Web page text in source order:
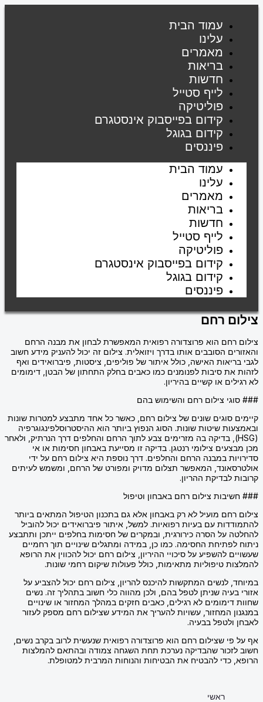
דילוג
עמוד הבית
עלינו
מאמרים
בריאות
חדשות
לייף סטייל
פוליטיקה
קידום בפייסבוק אינסטגרם
קידום בגוגל
פיננסים
עמוד הבית
עלינו
מאמרים
בריאות
חדשות
לייף סטייל
פוליטיקה
קידום בפייסבוק אינסטגרם
קידום בגוגל
פיננסים
צילום רחם
צילום רחם הוא פרוצדורה רפואית המאפשרת לבחון את מבנה הרחם
והאזורים הסובבים אותו בדרך ויזואלית. צילום זה יכול להעניק מידע חשוב
לגבי בריאות האישה, כולל איתור של פוליפים, ציסטות, פיברואידים ואף
לזהות את סיבות לפנומנים כמו כאבים בחלק התחתון של הבטן, דימומים
לא רגילים או קשיים בהיריון.
### סוגי צילום רחם והשימוש בהם
קיימים סוגים שונים של צילום רחם, כאשר כל אחד מתבצע למטרות שונות
ובאמצעות שיטות שונות. הסוג הנפוץ ביותר הוא ההיסטרוסלפינגוגרפיה
(HSG), בדיקה בה מזרימים צבע לתוך הרחם והחלפים דרך הנרתיק, ולאחר
מכן מבצעים צילומי רנטגן. בדיקה זו מסייעת באבחון חסימות או אי
סדירויות במבנה הרחם והחלפים. דרך נוספת היא צילום רחם על ידי
אולטרסאונד, המאפשר תצלום מדויק ומפורט של הרחם, ומשמש לעיתים
קרובות לבדיקת ההריון.
### חשיבות צילום רחם באבחון וטיפול
צילום רחם מועיל לא רק באבחון אלא גם בתכנון הטיפול המתאים ביותר
להתמודדות עם בעיות רפואיות. למשל, איתור פיברואידים יכול להוביל
להחלטה על הסרה כירורגית, ובמקרים של חסימות בחלפים ייתכן ותתבצע
ניתוח לפתיחת החסימה. כמו כן, במידה ומתגלים שינויים תוך רחמיים
שעשויים להשפיע על סיכויי ההיריון, צילום רחם יכול להכווין את הרופא
להמלצות טיפוליות מתאימות, כולל פעולות שיקום רחמי שונות.
במיוחד, לנשים המתקשות להיכנס להריון, צילום רחם יכול להצביע על
אזורי בעיה שניתן לטפל בהם, ולכן מהווה כלי חשוב בתהליך זה. נשים
שחוות דימומים לא רגילים, כאבים חזקים במהלך המחזור או שינויים
במנגנון המחזור, עשויות להעריך את המידע שצילום רחם מספק לעזור
לאבחן ולטפל בבעיה.
אף על פי שצילום רחם הוא פרוצדורה רפואית שנעשית לרוב בקרב נשים,
חשוב לזכור שהבדיקה נערכת תחת השגחה צמודה ובהתאם להמלצות
הרופא, כדי להבטיח את הבטיחות והנוחות המרבית למטופלת.
ראשי